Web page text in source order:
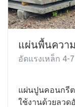
แผ่นพื้นความ
อัดแรงเหล็ก 4-
แผ่นปูนคอนกรี
ใช้งานด้วยลวด